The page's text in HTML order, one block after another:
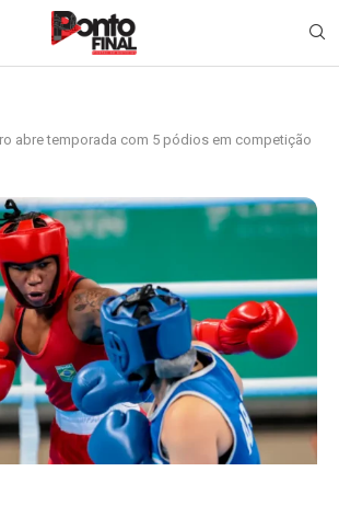
abre temporada com 5 pódios em competição